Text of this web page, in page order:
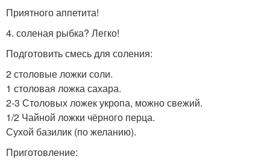
Приятного аппетита!
4. соленая рыбка? Легко!
Подготовить смесь для соления:
2 столовые ложки соли.
1 столовая ложка сахара.
2-3 Столовых ложек укропа, можно свежий.
1/2 Чайной ложки чёрного перца.
Сухой базилик (по желанию).
Приготовление: